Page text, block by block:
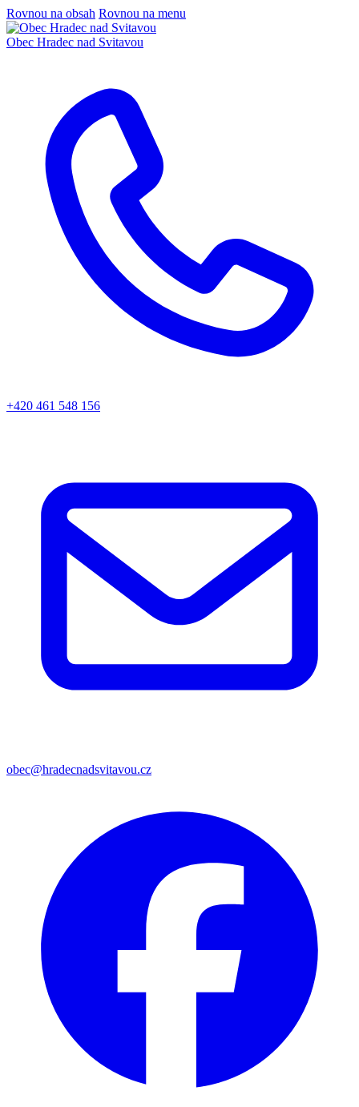
Rovnou na obsah Rovnou na menu
Obec Hradec nad Svitavou
+420 461 548 156
obec@hradecnadsvitavou.cz